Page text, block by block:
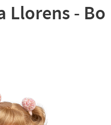
Llorens - Bo